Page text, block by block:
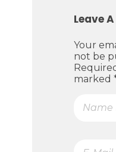
Leave
Your
not be
marked